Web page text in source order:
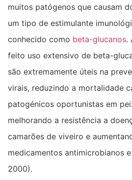
muitos patógenos que causam
um tipo de estimulante
conhecido como beta-glucanos.
feito uso extensivo de beta-
são extremamente úteis na
virais, reduzindo a mortalidade
patogénicos oportunistas em
melhorando a resistência a
camarões de viveiro e
medicamentos antimicrobianos
2000).